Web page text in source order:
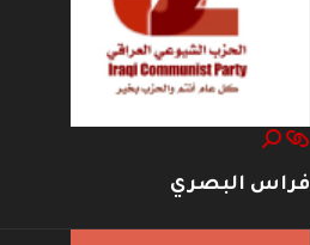
فراس البصري